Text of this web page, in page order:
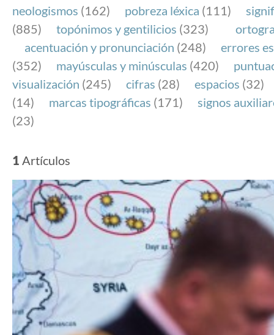
neologismos (162) pobreza léxica (111)
(885)
topónimos y gentilicios (323)
acentuación y pronunciación (248)
errores
(352)
mayúsculas y minúsculas (420)
visualización (245) cifras (28) espacios (32)
(14)
marcas tipográficas (171)
signos
(23)
1 Artículos